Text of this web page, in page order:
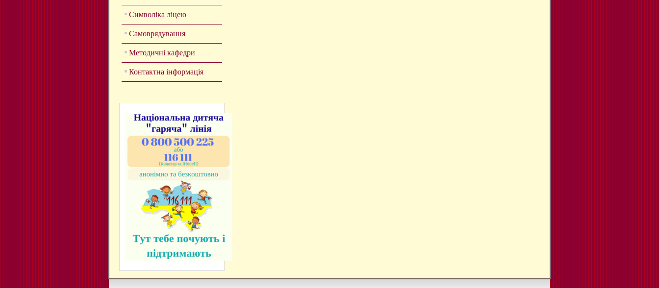
Символіка ліцею
Самоврядування
Методичні кафедри
Контактна інформація